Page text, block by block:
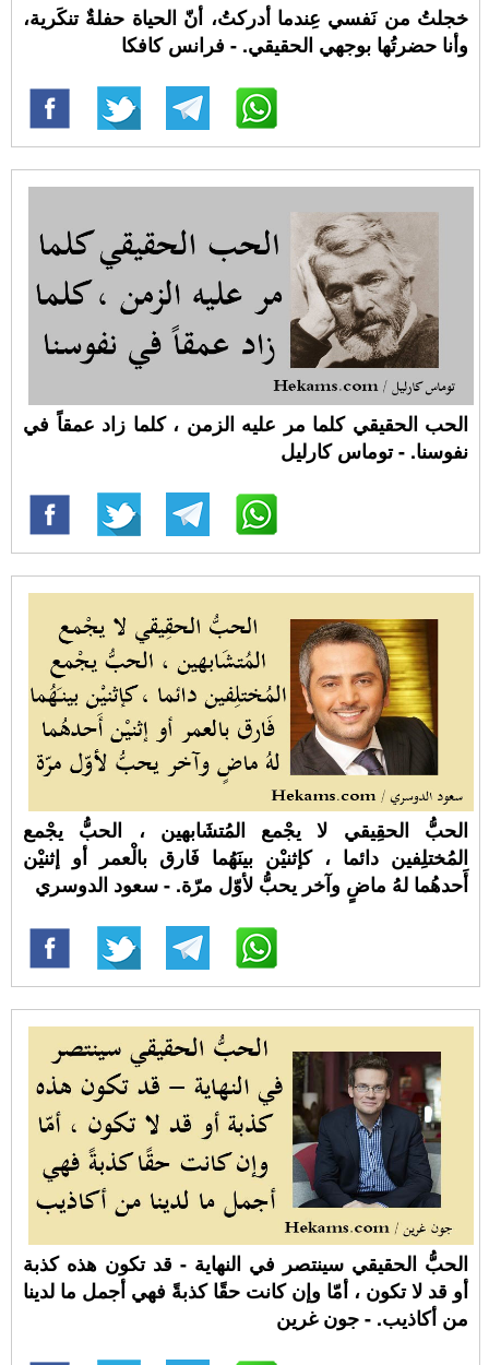
خجلتُ من نَفسي عِندما أدركتُ، أنّ الحياة حفلةٌ تنكَرية،
وأنا حضرتُها بوجهي الحقيقي. - فرانس كافكا
الحب الحقيقي كلما مر عليه الزمن ، كلما زاد عمقاً في
نفوسنا. - توماس كارليل
الحبُّ الحقِيقي لا يجْمع المُتشَابهين ، الحبُّ يجْمع
المُختلِفين دائما ، كإثنيْن بينَهُما فَارق بالْعمر أو إثنيْن
أَحدهُما لهُ ماضٍ وآخر يحبُّ لأوّل مرّة. - سعود الدوسري
الحبُّ الحقيقي سينتصر في النهاية - قد تكون هذه كذبة
أو قد لا تكون ، أمّا وإن كانت حقًا كذبةً فهي أجمل ما لدينا
من أكاذيب. - جون غرين